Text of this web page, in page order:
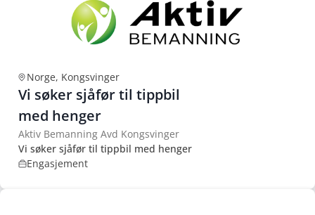
Norge, Kongsvinger
Vi søker sjåfør til tippbil
med henger
Aktiv Bemanning Avd Kongsvinger
Vi søker sjåfør til tippbil med henger
Engasjement